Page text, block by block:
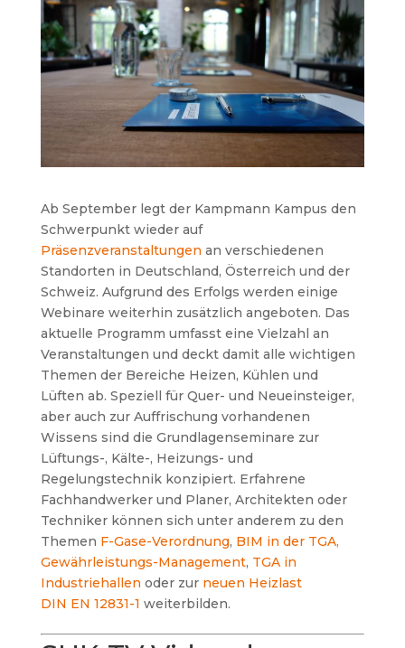
Ab September legt der Kampmann Kampus den
Schwerpunkt wieder auf
Präsenzveranstaltungen an verschiedenen
Standorten in Deutschland, Österreich und der
Schweiz. Aufgrund des Erfolgs werden einige
Webinare weiterhin zusätzlich angeboten. Das
aktuelle Programm umfasst eine Vielzahl an
Veranstaltungen und deckt damit alle wichtigen
Themen der Bereiche Heizen, Kühlen und
Lüften ab. Speziell für Quer- und Neueinsteiger,
aber auch zur Auffrischung vorhandenen
Wissens sind die Grundlagenseminare zur
Lüftungs-, Kälte-, Heizungs- und
Regelungstechnik konzipiert. Erfahrene
Fachhandwerker und Planer, Architekten oder
Techniker können sich unter anderem zu den
Themen F-Gase-Verordnung, BIM in der TGA,
Gewährleistungs-Management, TGA in
Industriehallen oder zur neuen Heizlast
DIN EN 12831-1 weiterbilden.